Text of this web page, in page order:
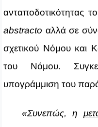
ανταποδοτικότητας
abstracto αλλά σε
σχετικού Νόμου και
του Νόμου.
υπογράμμιση του
«Συνεπώς, η